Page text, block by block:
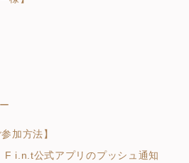
加方法】
i.n.t公式アプリのプッシュ通知